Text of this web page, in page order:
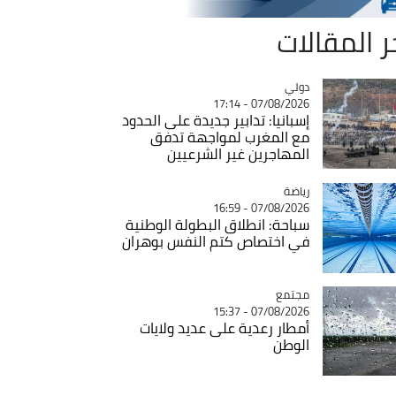
المقالات
Catégorie
دولي
07/08/2026 - 17:14
إسبانيا: تدابير جديدة على الحدود
مع المغرب لمواجهة تدفق
المهاجرين غير الشرعيين
Catégorie
رياضة
07/08/2026 - 16:59
سباحة: انطلاق البطولة الوطنية
في اختصاص كتم النفس بوهران
Catégorie
مجتمع
07/08/2026 - 15:37
أمطار رعدية على عديد ولايات
الوطن